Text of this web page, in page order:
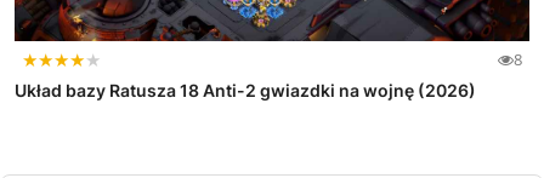
★★★★★ 8
Układ bazy Ratusza 18 Anti-2 gwiazdki na wojnę (2026)